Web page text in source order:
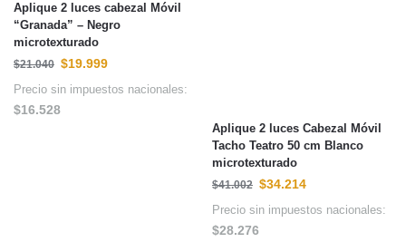
Aplique 2 luces cabezal Móvil
“Granada” – Negro
microtexturado
$21.040 $19.999
Precio sin impuestos nacionales:
$16.528
Aplique 2 luces Cabezal Móvil
Tacho Teatro 50 cm Blanco
microtexturado
$41.002 $34.214
Precio sin impuestos nacionales:
$28.276